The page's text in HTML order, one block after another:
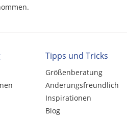
Tipps und Tricks
Größenberatung
Änderungsfreundlich
Inspirationen
Blog